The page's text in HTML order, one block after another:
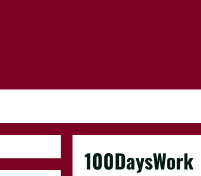
100DaysWork